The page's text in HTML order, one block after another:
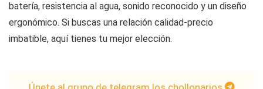
batería, resistencia al agua, sonido reconocido y un diseño
ergonómico. Si buscas una relación calidad-precio
imbatible, aquí tienes tu mejor elección.